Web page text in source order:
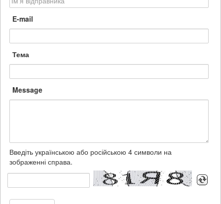
E-mail
Тема
Message
Введіть українською або російською 4 символи на
зображенні справа.